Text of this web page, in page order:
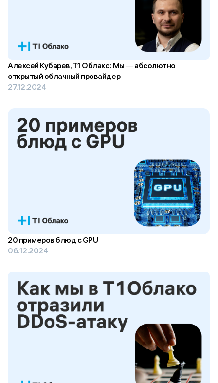
Алексей Кубарев, Т1 Облако: Мы ― абсолютно
открытый облачный провайдер
27.12.2024
20 примеров блюд с GPU
06.12.2024